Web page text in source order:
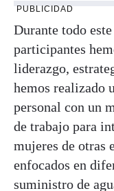
PUBLICIDAD
Durante todo
participantes
liderazgo,
hemos realizado
personal con un
de trabajo para
mujeres de otras
enfocados en
suministro de